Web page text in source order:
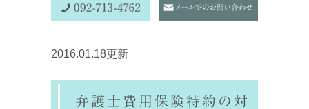
2016.01.18更新
弁護士費用保険特約の対